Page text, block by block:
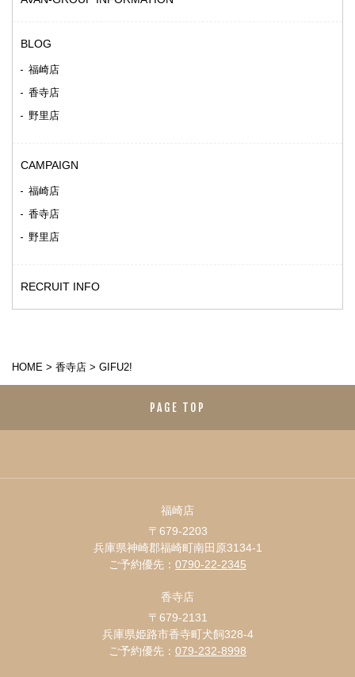
BLOG
福崎店
香寺店
野里店
CAMPAIGN
福崎店
香寺店
野里店
RECRUIT INFO
HOME > 香寺店 > GIFU2!
PAGE TOP
福崎店
〒679-2203
兵庫県神崎郡福崎町南田原3134-1
ご予約優先： 0790-22-2345
香寺店
〒679-2131
兵庫県姫路市香寺町犬飼328-4
ご予約優先： 079-232-8998